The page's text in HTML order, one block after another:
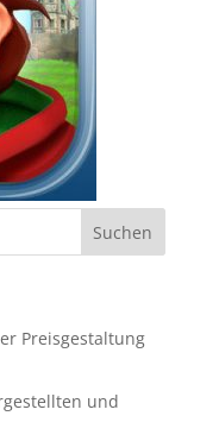
Preisgestaltung
und